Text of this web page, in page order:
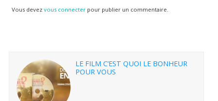
Vous devez vous connecterpour publier un commentaire.
LE FILM C’EST QUOI LE BONHEUR
POUR VOUS